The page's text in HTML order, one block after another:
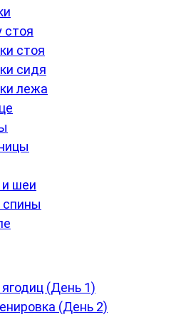
стоя
стоя
сидя
лежа
шеи
спины
(День 1)
(День 2)